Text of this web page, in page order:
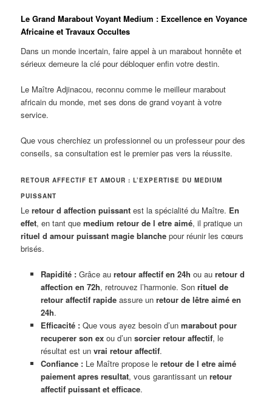
Le Grand Marabout Voyant Medium : Excellence en Voyance
Africaine et Travaux Occultes
Dans un monde incertain, faire appel à un marabout honnête et
sérieux demeure la clé pour débloquer enfin votre destin.
Le Maître Adjinacou, reconnu comme le meilleur marabout
africain du monde, met ses dons de grand voyant à votre
service.
Que vous cherchiez un professionnel ou un professeur pour des
conseils, sa consultation est le premier pas vers la réussite.
RETOUR AFFECTIF ET AMOUR : L’EXPERTISE DU MEDIUM
PUISSANT
Leretour d affection puissant est la spécialité du Maître. En
effet, en tant quemedium retour de l etre aimé, il pratique un
rituel d amour puissant magie blanche pour réunir les cœurs
brisés.
Rapidité :Grâce au retour affectif en 24h ou au retour d
affection en 72h, retrouvez l’harmonie. Son rituel de
retour affectif rapideassure un retour de lêtre aimé en
24h.
Efficacité :Que vous ayez besoin d’un marabout pour
recuperer son exou d’un sorcier retour affectif, le
résultat est un vrai retour affectif.
Confiance :Le Maître propose le retour de l etre aimé
paiement apres resultat, vous garantissant un retour
affectif puissant et efficace.